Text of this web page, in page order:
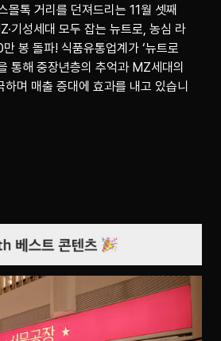
몰톡 거리를 던져드리는 11월 셋째
기성세대 모두 잡는 뉴트로, 농심 라
봉 돌파! 식품유통업계가 ‘뉴트로
통해 중장년층의 추억과 MZ세대의
하며 매출 증대에 효과를 내고 있습니